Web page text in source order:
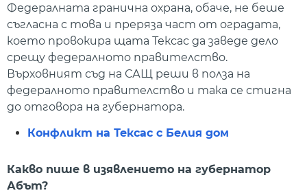
Федералната гранична охрана, обаче, не беше
съгласна с това и преряза част от оградата,
което провокира щата Тексас да заведе дело
срещу федералното правителство.
Върховният съд на САЩ реши в полза на
федералното правителство и така се стигна
до отговора на губернатора.
Конфликт на Тексас с Белия дом
Какво пише в изявлението на губернатор
Абът?